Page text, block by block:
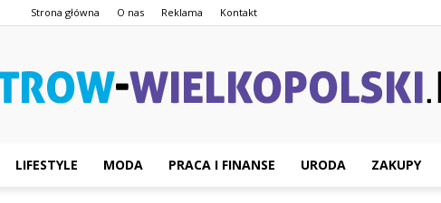
Strona główna O nas Reklama Kontakt
LIFESTYLE MODA PRACA I FINANSE URODA ZAKUPY